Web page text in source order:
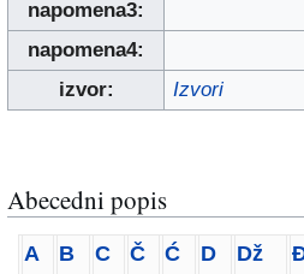
napomena3:
napomena4:
izvor:
Izvori
Abecedni popis
A
B
C
Č
Ć
D
Dž